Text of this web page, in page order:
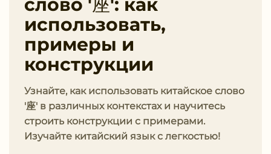
слово '座': как
использовать,
примеры и
конструкции
Узнайте, как использовать китайское слово
'座' в различных контекстах и научитесь
строить конструкции с примерами.
Изучайте китайский язык с легкостью!